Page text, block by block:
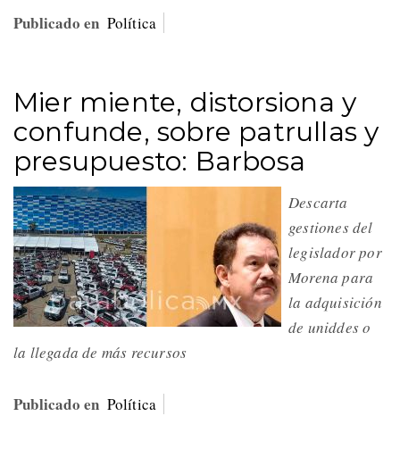
Publicado en Política
Mier miente, distorsiona y
confunde, sobre patrullas y
presupuesto: Barbosa
Descarta
gestiones del
legislador por
Morena para
la adquisición
de uniddes o
la llegada de más recursos
Publicado en Política